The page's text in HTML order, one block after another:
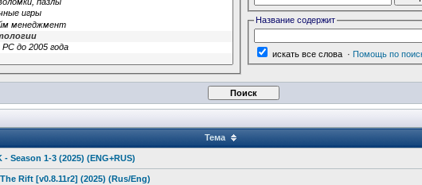
Название содержит
искать все слова · Помощь по
Тема
- Season 1-3 (2025) (ENG+RUS)
Rift [v0.8.11r2] (2025) (Rus/Eng)